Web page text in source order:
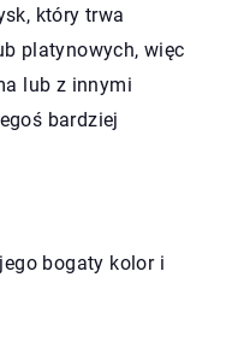
który trwa
platynowych, więc
lub z innymi
bardziej
bogaty kolor i